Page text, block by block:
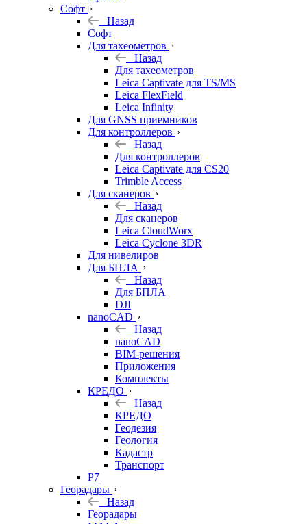
Софт
Назад
Софт
Для тахеометров
Назад
Для тахеометров
Leica Captivate для TS/MS
Leica FlexField
Leica Infinity
Для GNSS приемников
Для контроллеров
Назад
Для контроллеров
Leica Captivate для CS20
Trimble Access
Для сканеров
Назад
Для сканеров
Leica CloudWorx
Leica Cyclone 3DR
Для нивелиров
Для БПЛА
Назад
Для БПЛА
DJI
nanoCAD
Назад
nanoCAD
BIM-решения
Приложения
Комплекты
КРЕДО
Назад
КРЕДО
Геодезия
Геология
Кадастр
Транспорт
Р7
Георадары
Назад
Георадары